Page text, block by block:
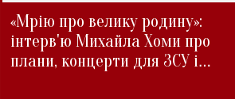
«Мрію про велику родину»:
інтерв'ю Михайла Хоми про
плани, концерти для ЗСУ і